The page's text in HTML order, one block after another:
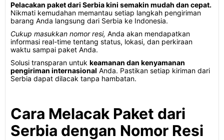
Pelacakan paket dari Serbia kini semakin mudah dan cepat.
Nikmati kemudahan memantau setiap langkah pengiriman
barang Anda langsung dari Serbia ke Indonesia.
Cukup masukkan nomor resi, Anda akan mendapatkan
informasi real-time tentang status, lokasi, dan perkiraan
waktu sampai paket Anda.
Solusi transparan untuk keamanan dan kenyamanan
pengiriman internasional Anda. Pastikan setiap kiriman dari
Serbia dapat dilacak tanpa hambatan.
Cara Melacak Paket dari
Serbia dengan Nomor Resi